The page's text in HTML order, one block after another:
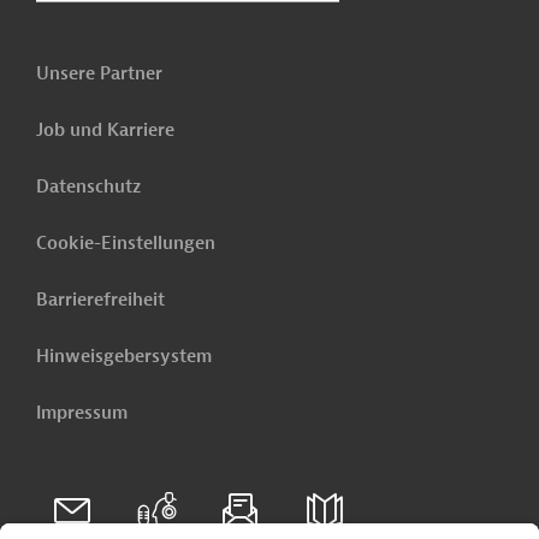
Unsere Partner
Job und Karriere
Datenschutz
Cookie-Einstellungen
Barrierefreiheit
Hinweisgebersystem
Impressum